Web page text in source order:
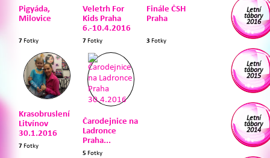
Letní
tábory
2016
Letní
tábory
2015
Letní
tábory
2014
Pigyáda,
Milovice
7 Fotky
Veletrh For
Kids Praha
6.-10.4.2016
7 Fotky
Finále ČSH
Praha
3 Fotky
Krasobruslení
Litvínov
30.1.2016
7 Fotky
Čarodejnice na
Ladronce
Praha...
5 Fotky